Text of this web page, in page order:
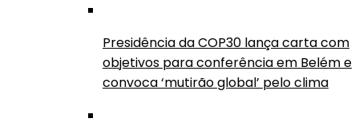
Presidência da COP30 lança carta com
objetivos para conferência em Belém e
convoca ‘mutirão global’ pelo clima